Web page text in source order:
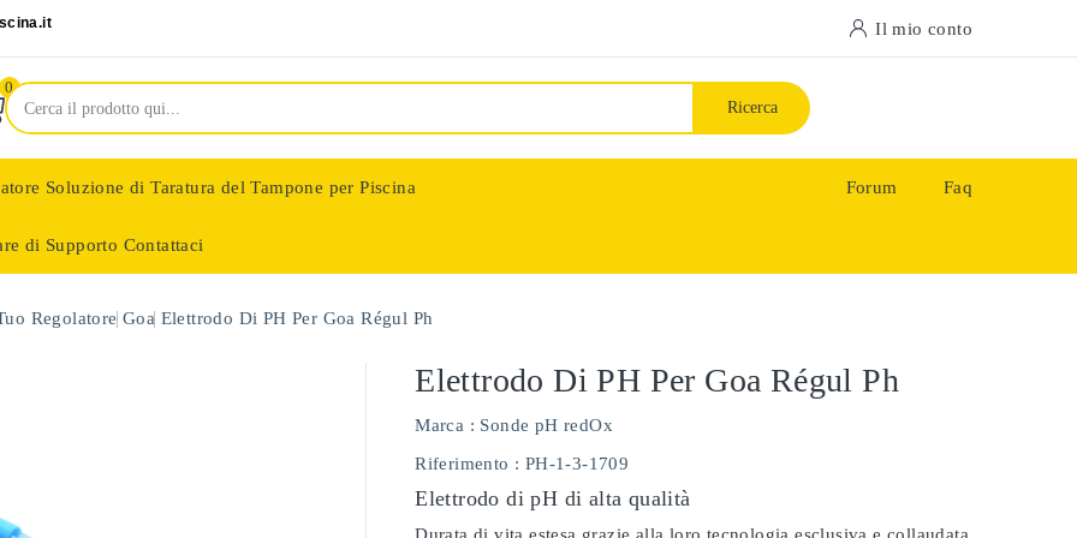
Il mio conto
0
Ricerca
Soluzione di Taratura del Tampone per Piscina
di Supporto Contattaci
Forum Faq
Regolatore Goa Elettrodo Di PH Per Goa Régul Ph
Elettrodo Di PH Per Goa Régul Ph
Marca : Sonde pH redOx
Riferimento : PH-1-3-1709
Elettrodo di pH di alta qualità